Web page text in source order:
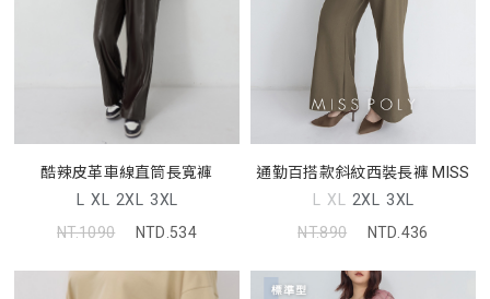
酷辣皮革車線直筒長寬褲
L XL 2XL 3XL
NT.1090
NTD.534
通勤百搭款斜紋西裝長褲 MISS
L XL 2XL 3XL
NT.890
NTD.436